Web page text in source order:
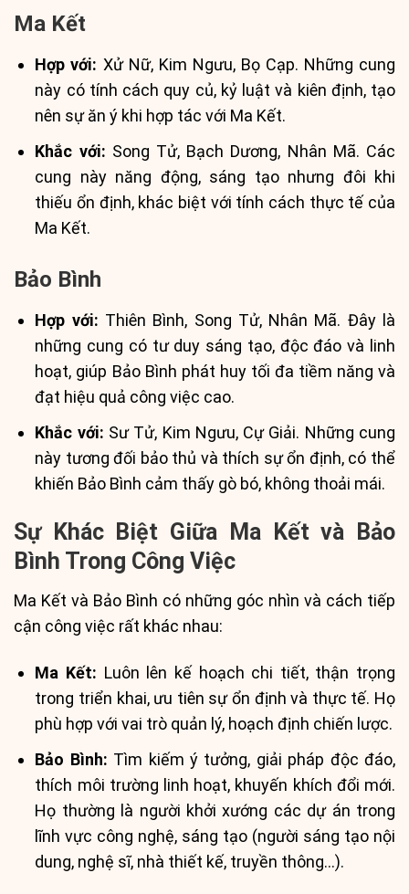
Ma Kết
Hợp với: Xử Nữ, Kim Ngưu, Bọ Cạp. Những cung
này có tính cách quy củ, kỷ luật và kiên định, tạo
nên sự ăn ý khi hợp tác với Ma Kết.
Khắc với: Song Tử, Bạch Dương, Nhân Mã. Các
cung này năng động, sáng tạo nhưng đôi khi
thiếu ổn định, khác biệt với tính cách thực tế của
Ma Kết.
Bảo Bình
Hợp với: Thiên Bình, Song Tử, Nhân Mã. Đây là
những cung có tư duy sáng tạo, độc đáo và linh
hoạt, giúp Bảo Bình phát huy tối đa tiềm năng và
đạt hiệu quả công việc cao.
Khắc với: Sư Tử, Kim Ngưu, Cự Giải. Những cung
này tương đối bảo thủ và thích sự ổn định, có thể
khiến Bảo Bình cảm thấy gò bó, không thoải mái.
Sự Khác Biệt Giữa Ma Kết và Bảo
Bình Trong Công Việc
Ma Kết và Bảo Bình có những góc nhìn và cách tiếp
cận công việc rất khác nhau:
Ma Kết: Luôn lên kế hoạch chi tiết, thận trọng
trong triển khai, ưu tiên sự ổn định và thực tế. Họ
phù hợp với vai trò quản lý, hoạch định chiến lược.
Bảo Bình: Tìm kiếm ý tưởng, giải pháp độc đáo,
thích môi trường linh hoạt, khuyến khích đổi mới.
Họ thường là người khởi xướng các dự án trong
lĩnh vực công nghệ, sáng tạo (người sáng tạo nội
dung, nghệ sĩ, nhà thiết kế, truyền thông…).